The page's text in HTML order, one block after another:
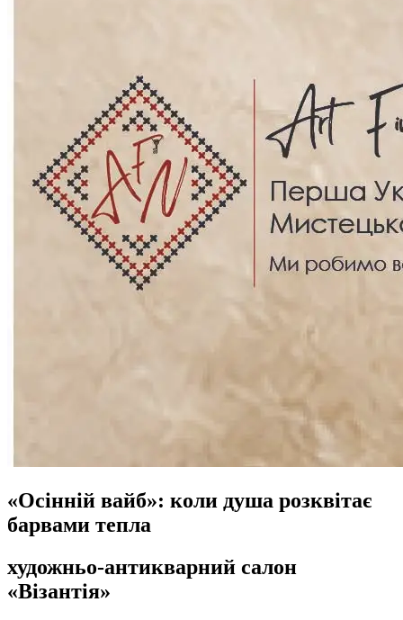
«Осінній вайб»: коли душа розквітає
барвами тепла
художньо-антикварний салон
«Візантія»